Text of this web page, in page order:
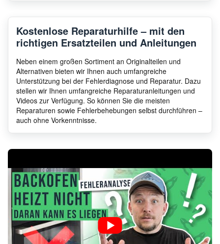
EPS33102ZM
AEG E39812-5-M DE R08
AEG B31510-5-M DE R08
AEG
Competence E 640 G
LFV SB E 640-1
Kostenlose Reparaturhilfe – mit den
richtigen Ersatzteilen und Anleitungen
Neben einem großen Sortiment an Originalteilen und
Alternativen bieten wir Ihnen auch umfangreiche
Unterstützung bei der Fehlerdiagnose und Reparatur. Dazu
stellen wir Ihnen umfangreiche Reparaturanleitungen und
Videos zur Verfügung. So können Sie die meisten
Reparaturen sowie Fehlerbehebungen selbst durchführen –
auch ohne Vorkenntnisse.